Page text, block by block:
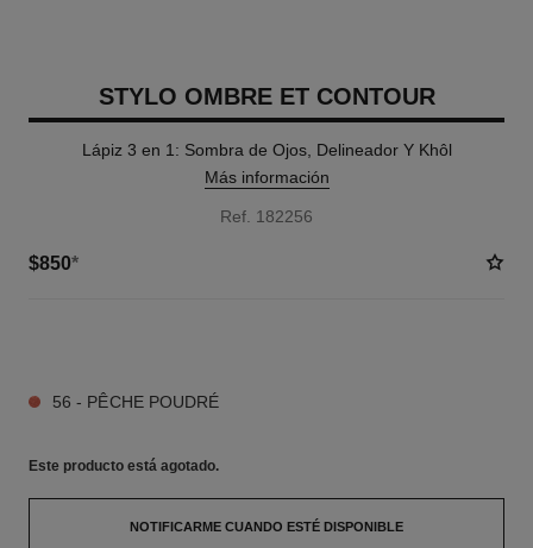
STYLO OMBRE ET CONTOUR
Lápiz 3 en 1: Sombra de Ojos, Delineador Y Khôl
Más información
Ref. 182256
$850*
56 - PÊCHE POUDRÉ
Este producto está agotado.
NOTIFICARME CUANDO ESTÉ DISPONIBLE